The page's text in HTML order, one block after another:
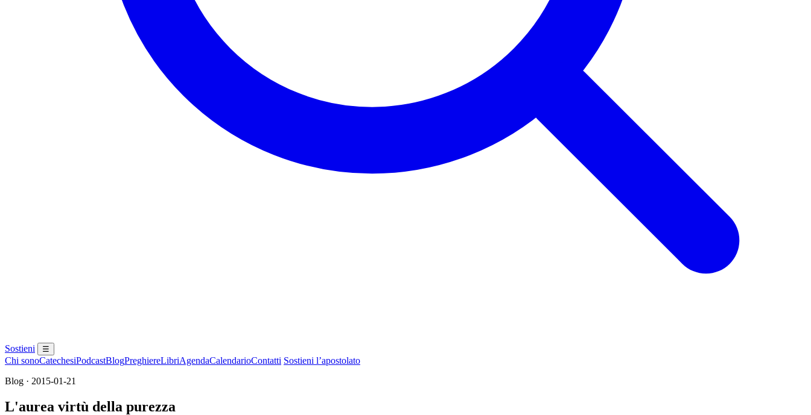
Sostieni ☰
Chi sonoCatechesiPodcastBlogPreghiereLibriAgendaCalendarioContatti Sostieni l’apostolato
Blog · 2015-01-21
L'aurea virtù della purezza